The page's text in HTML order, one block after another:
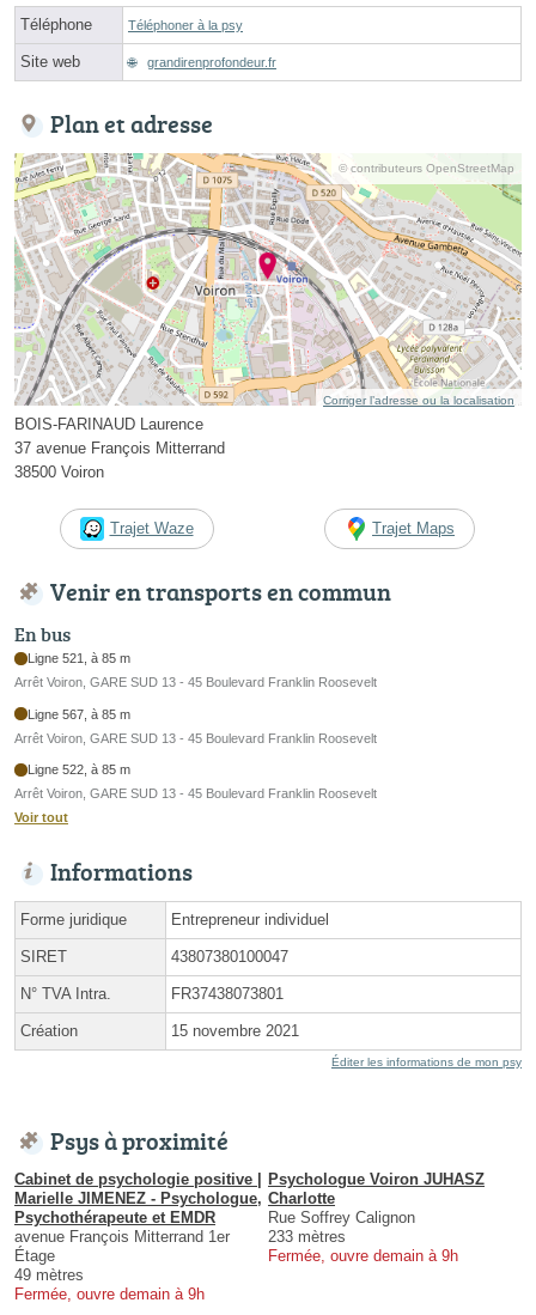
Téléphone Téléphoner à la psy
Site web grandirenprofondeur.fr
Plan et adresse
© contributeurs OpenStreetMap
Corriger l’adresse ou la localisation
BOIS-FARINAUD Laurence
37 avenue François Mitterrand
38500 Voiron
Trajet Waze Trajet Maps
Venir en transports en commun
En bus
Ligne 521, à 85 m
Arrêt Voiron, GARE SUD 13 - 45 Boulevard Franklin Roosevelt
Ligne 567, à 85 m
Arrêt Voiron, GARE SUD 13 - 45 Boulevard Franklin Roosevelt
Ligne 522, à 85 m
Arrêt Voiron, GARE SUD 13 - 45 Boulevard Franklin Roosevelt
Voir tout
Informations
Forme juridique Entrepreneur individuel
SIRET 43807380100047
N° TVA Intra. FR37438073801
Création 15 novembre 2021
Éditer les informations de mon psy
Psys à proximité
Cabinet de psychologie positive |
Marielle JIMENEZ - Psychologue,
Psychothérapeute et EMDR
avenue François Mitterrand 1er
Étage
49 mètres
Fermée, ouvre demain à 9h
Psychologue Voiron JUHASZ
Charlotte
Rue Soffrey Calignon
233 mètres
Fermée, ouvre demain à 9h